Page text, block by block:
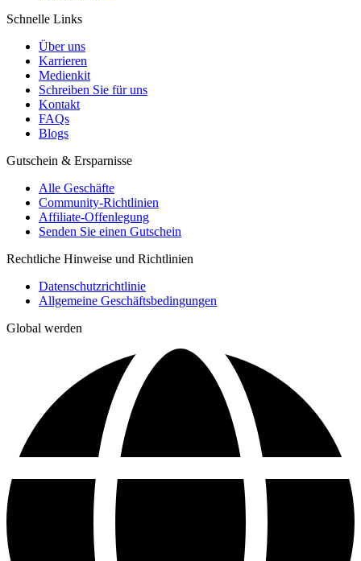
Schnelle Links
Über uns
Karrieren
Medienkit
Schreiben Sie für uns
Kontakt
FAQs
Blogs
Gutschein & Ersparnisse
Alle Geschäfte
Community-Richtlinien
Affiliate-Offenlegung
Senden Sie einen Gutschein
Rechtliche Hinweise und Richtlinien
Datenschutzrichtlinie
Allgemeine Geschäftsbedingungen
Global werden